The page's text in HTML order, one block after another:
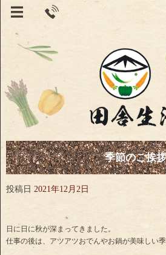
季節のご挨拶
投稿日 2021年12月2日
日に日に秋が深まってきました。
仕事の後は、アツアツおでんやお鍋が美味しい季